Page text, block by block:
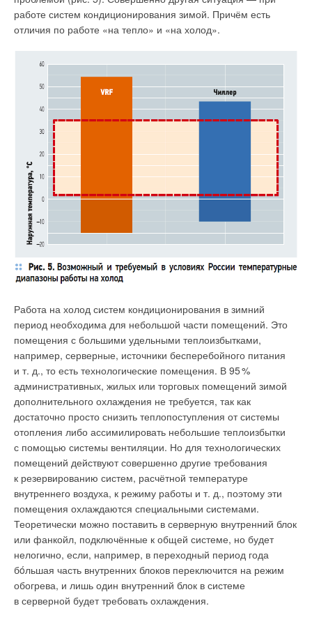
работе систем кондиционирования зимой. Причём есть
отличия по работе «на тепло» и «на холод».
Работа на холод систем кондиционирования в зимний
период необходима для небольшой части помещений. Это
помещения с большими удельными теплоизбытками,
например, серверные, источники бесперебойного питания
и т. д., то есть технологические помещения. В 95%
административных, жилых или торговых помещений зимой
дополнительного охлаждения не требуется, так как
достаточно просто снизить теплопоступления от системы
отопления либо ассимилировать небольшие теплоизбытки
с помощью системы вентиляции. Но для технологических
помещений действуют совершенно другие требования
к резервированию систем, расчётной температуре
внутреннего воздуха, к режиму работы и т. д., поэтому эти
помещения охлаждаются специальными системами.
Теоретически можно поставить в серверную внутренний блок
или фанкойл, подключённые к общей системе, но будет
нелогично, если, например, в переходный период года
бóльшая часть внутренних блоков переключится на режим
обогрева, и лишь один внутренний блок в системе
в серверной будет требовать охлаждения.